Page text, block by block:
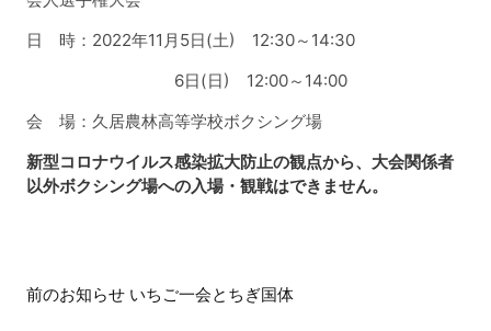
日 時：2022年11月5日(土) 12:30～14:30
6日(日) 12:00～14:00
会 場：久居農林高等学校ボクシング場
新型コロナウイルス感染拡大防止の観点から、大会関係者
以外ボクシング場への入場・観戦はできません。
後
前のお知らせ いちご一会とちぎ国体